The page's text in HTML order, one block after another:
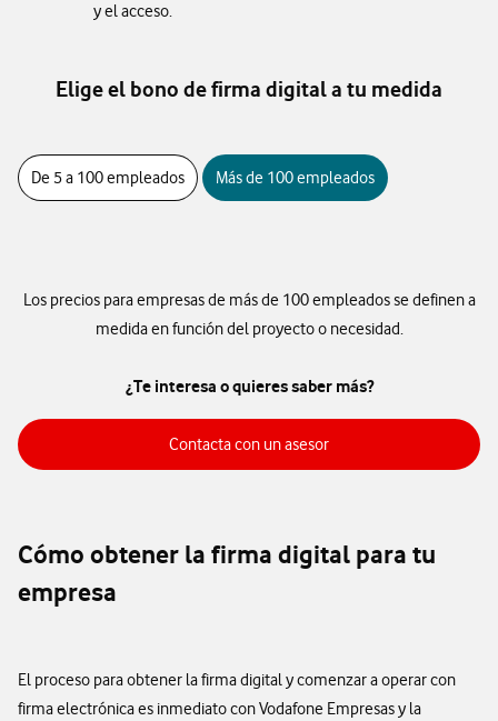
y el acceso.
Elige el bono de firma digital a tu medida
De 5 a 100 empleados Más de 100 empleados
Los precios para empresas de más de 100 empleados se definen a
medida en función del proyecto o necesidad.
¿Te interesa o quieres saber más?
Contacta con un asesorContacta con un asesor
Cómo obtener la firma digital para tu
empresa
El proceso para obtener la firma digital y comenzar a operar con
firma electrónica es inmediato con Vodafone Empresas y la